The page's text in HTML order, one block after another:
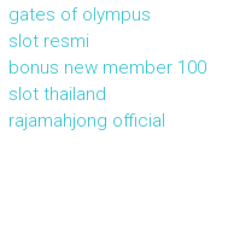
gates of olympus
slot resmi
bonus new member 100
slot thailand
rajamahjong official